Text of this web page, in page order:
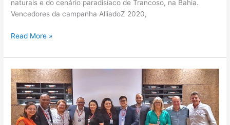
naturais e do cenário paradisíaco de Trancoso, na Bahia.
Vencedores da campanha AlliadoZ 2020,
Read More »
Finalistas
da
campanha
de
vendas